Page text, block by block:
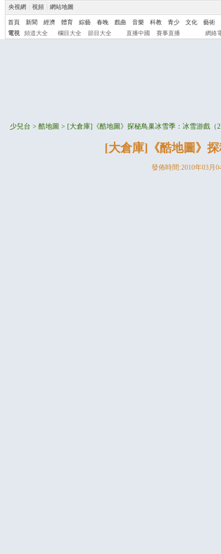
央視網 視頻 網站地圖
首頁 新聞 經濟 體育 綜藝 春晚 戲曲 音樂 科教 青少 文化
藝術
電視
頻道大全 欄目大全 節目大全 直播中國 賽事直播 網絡
少兒台 > 酷地圖 > [大倉庫]《酷地圖》探秘鳥巢冰雪季：冰雪游戲（
[大倉庫]《酷地圖》
發佈時間:2010年03月